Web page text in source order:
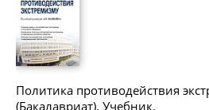
Политика противодействия
(Бакалавриат). Учебник.